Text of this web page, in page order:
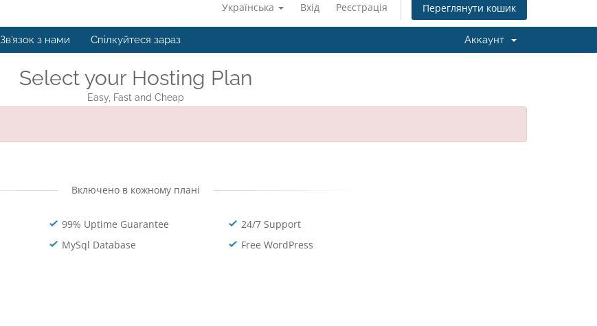
Українська Вхід Реєстрація Переглянути кошик
Зв'язок з нами Спілкуйтеся зараз Аккаунт
Select your Hosting Plan
Easy, Fast and Cheap
Включено в кожному плані
99% Uptime Guarantee
24/7 Support
MySql Database Free WordPress